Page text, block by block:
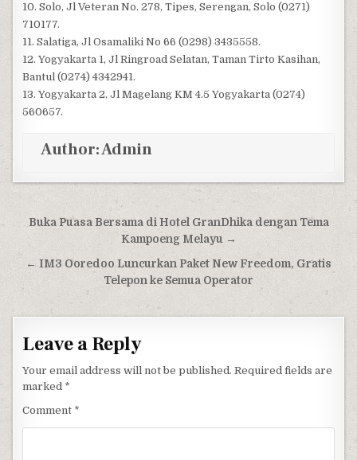
10. Solo, Jl Veteran No. 278, Tipes, Serengan, Solo (0271)
710177.
11. Salatiga, Jl Osamaliki No 66 (0298) 3435558.
12. Yogyakarta 1, Jl Ringroad Selatan, Taman Tirto Kasihan,
Bantul (0274) 4342941.
13. Yogyakarta 2, Jl Magelang KM 4.5 Yogyakarta (0274)
560657.
Author:Admin
Post navigation
Buka Puasa Bersama di Hotel GranDhika dengan Tema
Kampoeng Melayu →
← IM3 Ooredoo Luncurkan Paket New Freedom, Gratis
Telepon ke Semua Operator
Leave a Reply
Your email address will not be published. Required fields are
marked *
Comment *